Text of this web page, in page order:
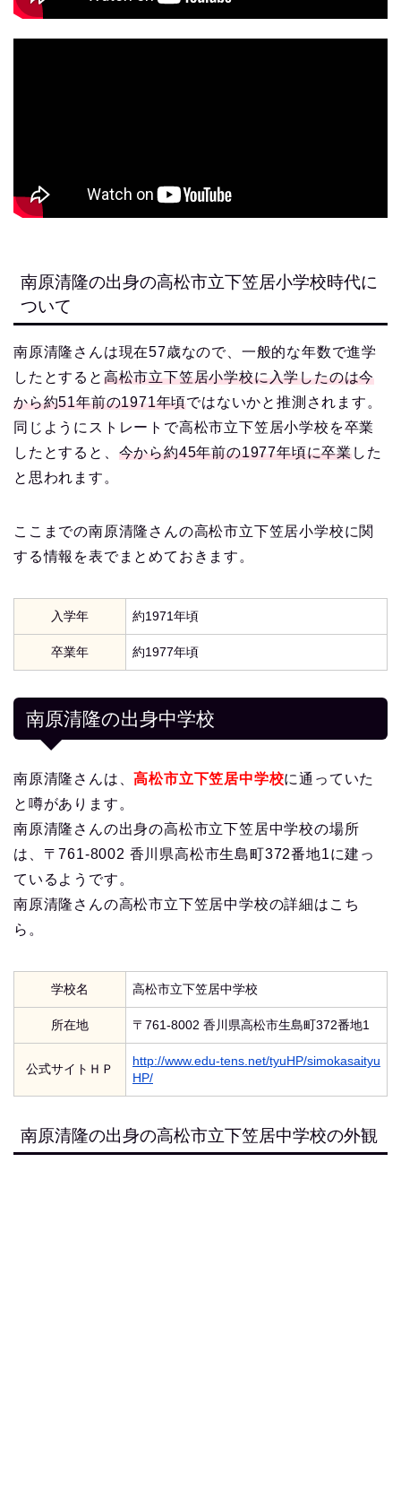
南原清隆の出身の高松市立下笠居小学校時代に
ついて
南原清隆さんは現在57歳なので、一般的な年数で進学
したとすると 高松市立下笠居小学校に入学したのは今
から約51年前の1971年頃ではないかと推測されます。
同じようにストレートで高松市立下笠居小学校を卒業
したとすると、 今から約45年前の1977年頃に卒業した
と思われます。
ここまでの南原清隆さんの高松市立下笠居小学校に関
する情報を表でまとめておきます。
入学年 約1971年頃
卒業年 約1977年頃
南原清隆の出身中学校
南原清隆さんは、高松市立下笠居中学校に通っていた
と噂があります。
南原清隆さんの出身の高松市立下笠居中学校の場所
は、〒761-8002 香川県高松市生島町372番地1に建っ
ているようです。
南原清隆さんの高松市立下笠居中学校の詳細はこち
ら。
学校名 高松市立下笠居中学校
所在地 〒761-8002 香川県高松市生島町372番地1
公式サイトＨＰ
http://www.edu-tens.net/tyuHP/simokasaityu
HP/
南原清隆の出身の高松市立下笠居中学校の外観